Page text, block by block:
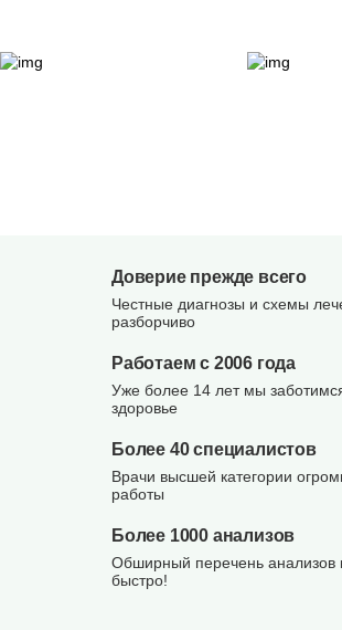
Доверие прежде всего
Честные диагнозы и схемы
разборчиво
Работаем с 2006 года
Уже более 14 лет мы
здоровье
Более 40 специалистов
Врачи высшей категории
работы
Более 1000 анализов
Обширный перечень анализов
быстро!